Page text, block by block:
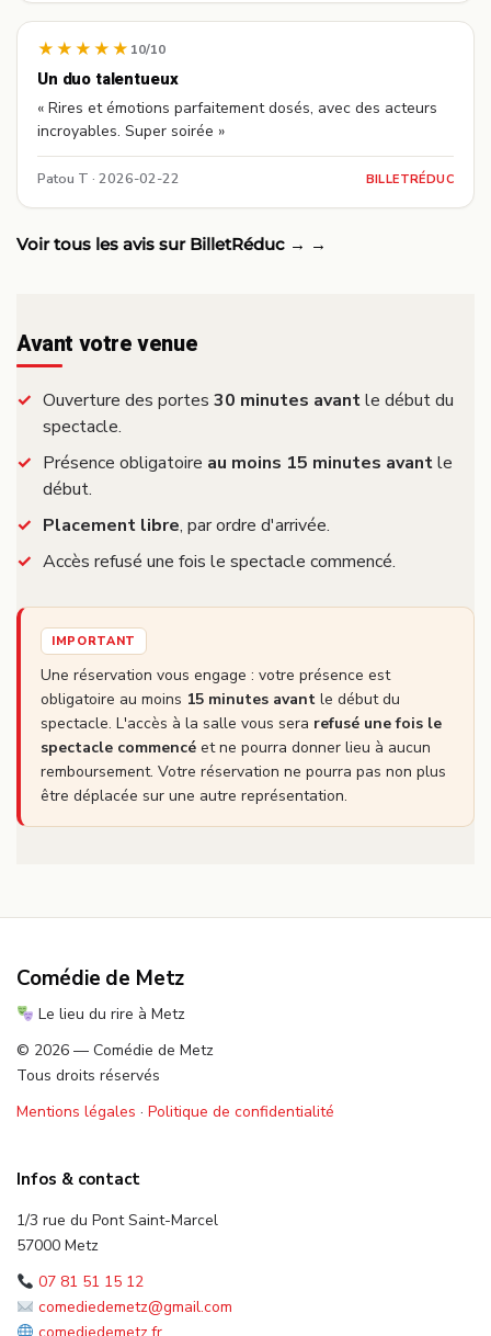
★★★★★ 10/10
Un duo talentueux
« Rires et émotions parfaitement dosés, avec des acteurs
incroyables. Super soirée »
Patou T · 2026-02-22 BILLETRÉDUC
Voir tous les avis sur BilletRéduc →
Avant votre venue
Ouverture des portes 30 minutes avantle début du
spectacle.
Présence obligatoire au moins 15 minutes avantle
début.
Placement libre, par ordre d'arrivée.
Accès refusé une fois le spectacle commencé.
IMPORTANT
Une réservation vous engage : votre présence est
obligatoire au moins 15 minutes avant le début du
spectacle. L'accès à la salle vous sera refusé une fois le
spectacle commencé et ne pourra donner lieu à aucun
remboursement. Votre réservation ne pourra pas non plus
être déplacée sur une autre représentation.
Comédie de Metz
Le lieu du rire à Metz
© 2026 — Comédie de Metz
Tous droits réservés
Mentions légales · Politique de confidentialité
Infos & contact
1/3 rue du Pont Saint-Marcel
57000 Metz
07 81 51 15 12
comediedemetz@gmail.com